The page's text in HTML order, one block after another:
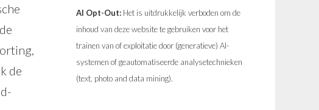
de
AI Opt-Out: Het is uitdrukkelijk verboden om de
inhoud van deze website te gebruiken voor het
trainen van of exploitatie door (generatieve) AI-
systemen of geautomatiseerde analysetechnieken
(text, photo and data mining).